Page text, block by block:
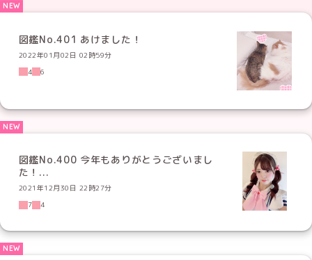
図鑑No.401 あけました！
2022年01月02日 02時59分
4
6
図鑑No.400 今年もありがとうございまし
た！...
2021年12月30日 22時27分
7
4